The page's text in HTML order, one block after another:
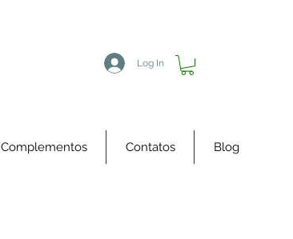
Log In
Complementos Contatos Blog